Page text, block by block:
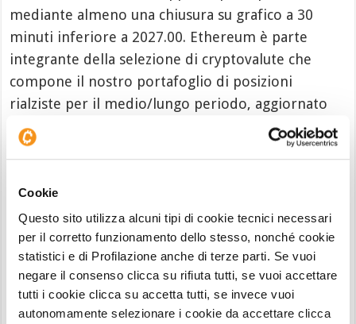
Cookie
Questo sito utilizza alcuni tipi di cookie tecnici necessari
per il corretto funzionamento dello stesso, nonché cookie
statistici e di Profilazione anche di terze parti. Se vuoi
negare il consenso clicca su rifiuta tutti, se vuoi accettare
tutti i cookie clicca su accetta tutti, se invece vuoi
autonomamente selezionare i cookie da accettare clicca
mediante almeno una chiusura su grafico a 30
minuti inferiore a 2027.00. Ethereum è parte
integrante della selezione di cryptovalute che
compone il nostro portafoglio di posizioni
rialziste per il medio/lungo periodo, aggiornato
periodicamente in base a considerazioni tecniche
e fondamentali.
Il portafoglio di Criptovaluta.itè
Indicazioni tecniche aggiornate su questa e tutte
le altre più interessanti cryptovalute vengono
quotidianamente diramate dal nostrocanale
ufficiale Telegram.